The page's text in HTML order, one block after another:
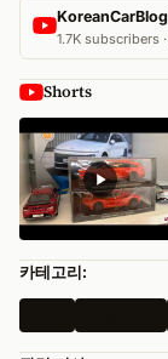
1.7K subscribers
Shorts
카테고리: